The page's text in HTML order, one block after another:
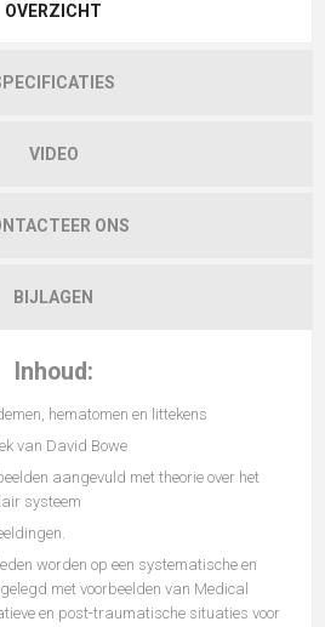
OVERZICHT
VIDEO
ONS
BIJLAGEN
Inhoud:
hematomen en littekens
van David Bowe
aangevuld met theorie over het
systeem
worden op een systematische en
met voorbeelden van Medical
en post-traumatische situaties voor